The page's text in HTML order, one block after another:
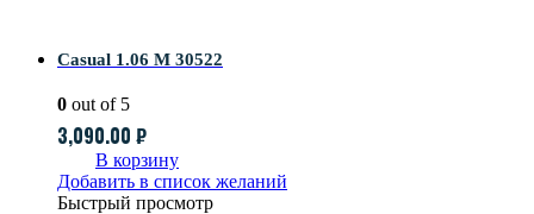
Casual 1.06 M 30522
0 out of 5
3,090.00 ₽
В корзину
Добавить в список желаний
Быстрый просмотр